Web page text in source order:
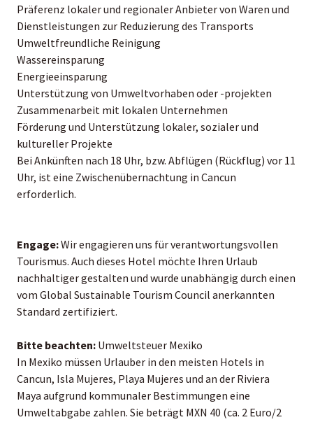
Präferenz lokaler und regionaler Anbieter von Waren und
Dienstleistungen zur Reduzierung des Transports
Umweltfreundliche Reinigung
Wassereinsparung
Energieeinsparung
Unterstützung von Umweltvorhaben oder -projekten
Zusammenarbeit mit lokalen Unternehmen
Förderung und Unterstützung lokaler, sozialer und
kultureller Projekte
Bei Ankünften nach 18 Uhr, bzw. Abflügen (Rückflug) vor 11
Uhr, ist eine Zwischenübernachtung in Cancun
erforderlich.
Engage:Wir engagieren uns für verantwortungsvollen
Tourismus. Auch dieses Hotel möchte Ihren Urlaub
nachhaltiger gestalten und wurde unabhängig durch einen
vom Global Sustainable Tourism Council anerkannten
Standard zertifiziert.
Bitte beachten: Umweltsteuer Mexiko
In Mexiko müssen Urlauber in den meisten Hotels in
Cancun, Isla Mujeres, Playa Mujeres und an der Riviera
Maya aufgrund kommunaler Bestimmungen eine
Umweltabgabe zahlen. Sie beträgt MXN 40 (ca. 2 Euro/2